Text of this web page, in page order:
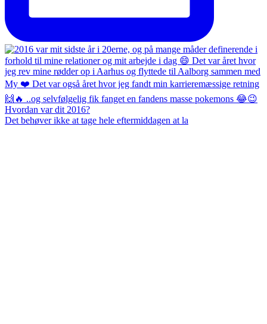
Det behøver ikke at tage hele eftermiddagen at la